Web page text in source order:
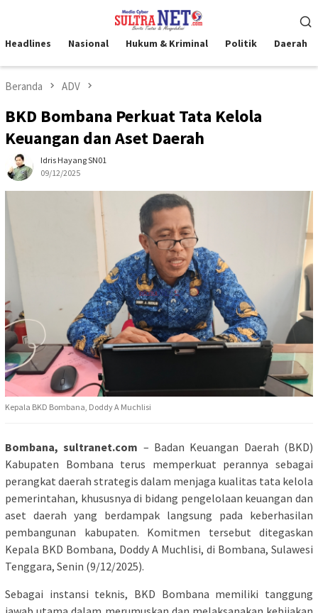
kontenMobile
Headlines Nasional Hukum & Kriminal Politik Daerah
Beranda ADV
BKD Bombana Perkuat Tata Kelola
Keuangan dan Aset Daerah
Idris Hayang SN01
09/12/2025
Kepala BKD Bombana, Doddy A Muchlisi
Bombana, sultranet.com – Badan Keuangan Daerah (BKD)
Kabupaten Bombana terus memperkuat perannya sebagai
perangkat daerah strategis dalam menjaga kualitas tata kelola
pemerintahan, khususnya di bidang pengelolaan keuangan dan
aset daerah yang berdampak langsung pada keberhasilan
pembangunan kabupaten. Komitmen tersebut ditegaskan
Kepala BKD Bombana, Doddy A Muchlisi, di Bombana, Sulawesi
Tenggara, Senin (9/12/2025).
Sebagai instansi teknis, BKD Bombana memiliki tanggung